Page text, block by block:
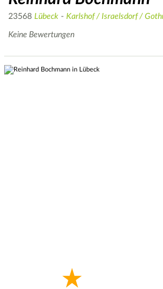
23568 Lübeck - Karlshof / Israelsdorf /
Keine Bewertungen